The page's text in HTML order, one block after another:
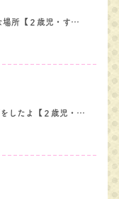
子どもたちの大好きな場所【２歳児・すいーとぴー組】
ボディペインティングをしたよ【２歳児・すいーとぴー組】